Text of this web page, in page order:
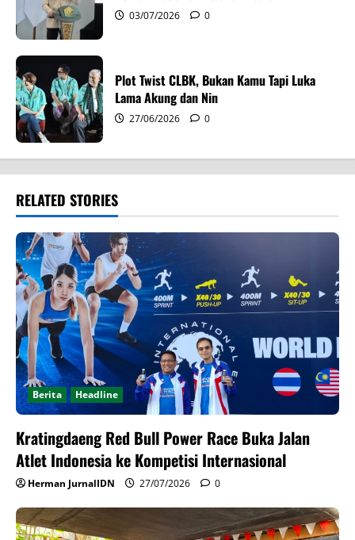
03/07/2026 0
Plot Twist CLBK, Bukan Kamu Tapi Luka
Lama Akung dan Nin
27/06/2026 0
RELATED STORIES
Berita Headline
Kratingdaeng Red Bull Power Race Buka Jalan
Atlet Indonesia ke Kompetisi Internasional
Herman JurnalIDN 27/07/2026 0